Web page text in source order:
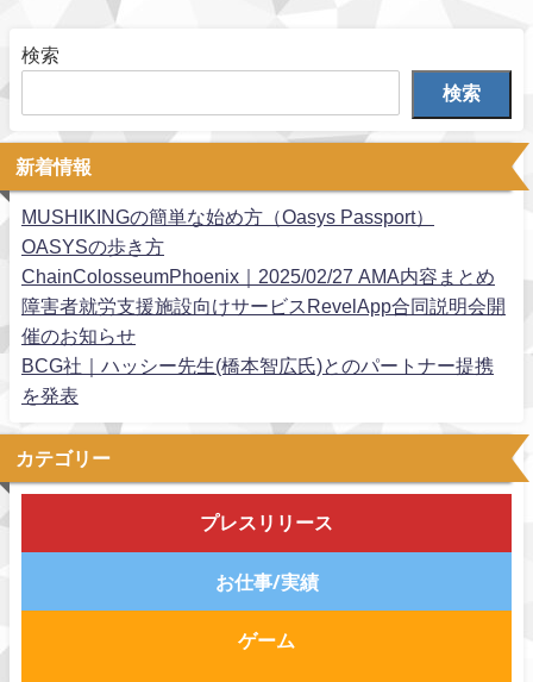
検索
検索
新着情報
MUSHIKINGの簡単な始め方（Oasys Passport）
OASYSの歩き方
ChainColosseumPhoenix｜2025/02/27 AMA内容まとめ
障害者就労支援施設向けサービスRevelApp合同説明会開
催のお知らせ
BCG社｜ハッシー先生(橋本智広氏)とのパートナー提携
を発表
カテゴリー
プレスリリース
お仕事/実績
ゲーム